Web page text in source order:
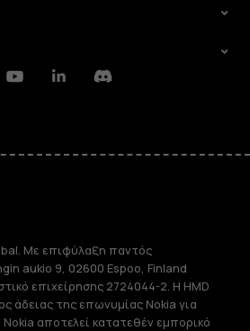
YoutubeLinkedinDiscord
Με επιφύλαξη παντός
aukio 9, 02600 Espoo, Finland
επιχείρησης 2724044-2. Η HMD
άδειας της επωνυμίας Nokia για
αποτελεί κατατεθέν εμπορικό